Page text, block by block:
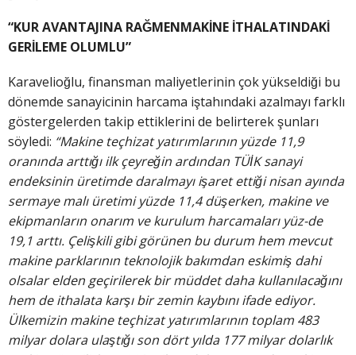
“KUR AVANTAJINA RAĞMENMAKİNE İTHALATINDAKİ
GERİLEME OLUMLU”
Karavelioğlu, finansman maliyetlerinin çok yükseldiği bu
dönemde sanayicinin harcama iştahındaki azalmayı farklı
göstergelerden takip ettiklerini de belirterek şunları
söyledi: “Makine teçhizat yatırımlarının yüzde 11,9
oranında arttığı ilk çeyreğin ardından TÜİK sanayi
endeksinin üretimde daralmayı işaret ettiği nisan ayında
sermaye malı üretimi yüzde 11,4 düşerken, makine ve
ekipmanların onarım ve kurulum harcamaları yüz-de
19,1 arttı. Çelişkili gibi görünen bu durum hem mevcut
makine parklarının teknolojik bakımdan eskimiş dahi
olsalar elden geçirilerek bir müddet daha kullanılacağını
hem de ithalata karşı bir zemin kaybını ifade ediyor.
Ülkemizin makine teçhizat yatırımlarının toplam 483
milyar dolara ulaştığı son dört yılda 177 milyar dolarlık